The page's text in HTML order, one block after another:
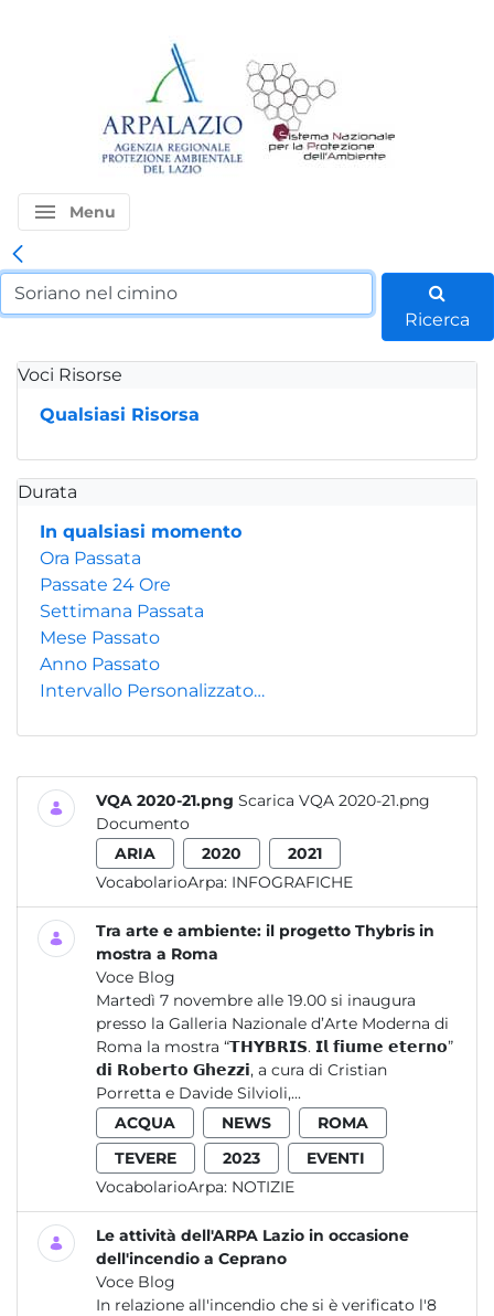
menu Menu
Ricerca
Voci Risorse
Qualsiasi Risorsa
Durata
In qualsiasi momento
Ora Passata
Passate 24 Ore
Settimana Passata
Mese Passato
Anno Passato
Intervallo Personalizzato…
VQA 2020-21.png Scarica VQA 2020-21.png
Documento
ARIA
2020
2021
VocabolarioArpa: INFOGRAFICHE
Tra arte e ambiente: il progetto Thybris in
mostra a Roma
Voce Blog
Martedì 7 novembre alle 19.00 si inaugura
presso la Galleria Nazionale d’Arte Moderna di
Roma la mostra “𝗧𝗛𝗬𝗕𝗥𝗜𝗦. 𝗜𝗹 𝗳𝗶𝘂𝗺𝗲 𝗲𝘁𝗲𝗿𝗻𝗼”
𝗱𝗶 𝗥𝗼𝗯𝗲𝗿𝘁𝗼 𝗚𝗵𝗲𝘇𝘇𝗶, a cura di Cristian
Porretta e Davide Silvioli,...
ACQUA
NEWS
ROMA
TEVERE
2023
EVENTI
VocabolarioArpa: NOTIZIE
Le attività dell'ARPA Lazio in occasione
dell'incendio a Ceprano
Voce Blog
In relazione all'incendio che si è verificato l'8